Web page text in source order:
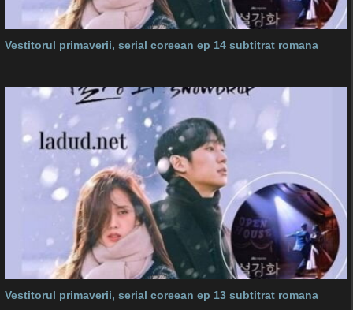
Vestitorul primaverii, serial coreean ep 14 subtitrat romana
Vestitorul primaverii, serial coreean ep 13 subtitrat romana